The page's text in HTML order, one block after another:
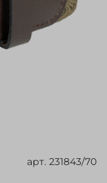
арт. 231843/70